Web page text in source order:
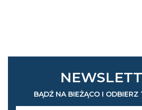
BĄDŹ NA BIEŻĄCO I ODBIERZ